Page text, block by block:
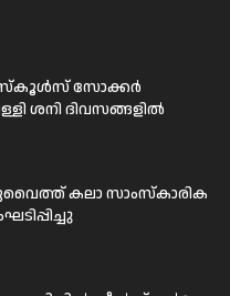
സ്കൂൾസ് സോക്കർ
ശനി ദിവസങ്ങളിൽ
കലാ സാംസ്കാരിക